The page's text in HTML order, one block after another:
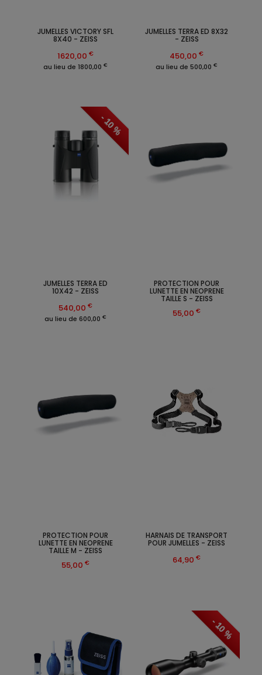
JUMELLES VICTORY SFL
8X40 - ZEISS
1620,00 €
au lieu de 1800,00 €
JUMELLES TERRA ED 8X32
- ZEISS
450,00 €
au lieu de 500,00 €
- 10 %
JUMELLES TERRA ED
10X42 - ZEISS
540,00 €
au lieu de 600,00 €
PROTECTION POUR
LUNETTE EN NEOPRENE
TAILLE S - ZEISS
55,00 €
PROTECTION POUR
LUNETTE EN NEOPRENE
TAILLE M - ZEISS
55,00 €
HARNAIS DE TRANSPORT
POUR JUMELLES - ZEISS
64,90 €
- 10 %